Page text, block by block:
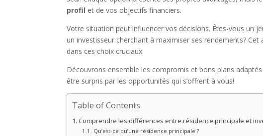
profil et de vos objectifs financiers.
Votre situation peut influencer vos décisions. Êtes-vous un
un investisseur cherchant à maximiser ses rendements?
dans ces choix cruciaux.
Découvrons ensemble les compromis et bons plans
être surpris par les opportunités qui s’offrent à vous!
Table of Contents
Comprendre les différences entre résidence principale et
Qu’est-ce qu’une résidence principale ?